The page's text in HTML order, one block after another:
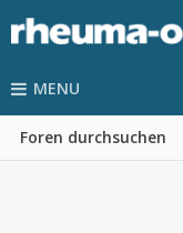
MENU
Foren durchsuchen